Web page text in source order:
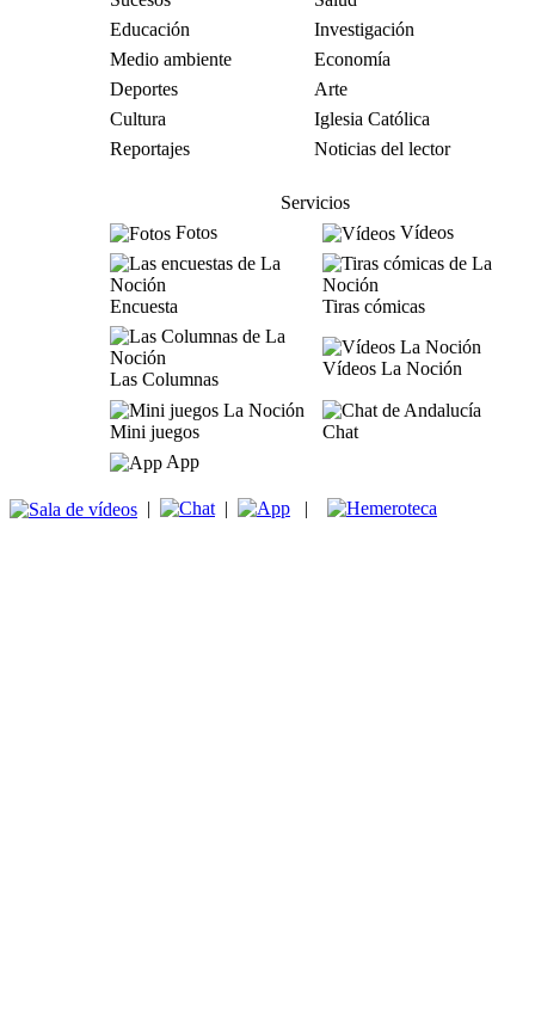
Educación
Investigación
Medio ambiente
Economía
Deportes
Arte
Cultura
Iglesia Católica
Reportajes
Noticias del lector
Servicios
Fotos
Vídeos
Encuesta Tiras cómicas
Las Columnas
Vídeos La Noción
Mini juegos
Chat
App
| | |